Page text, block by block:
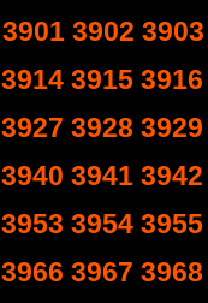
3901 3902 3903
3914 3915 3916
3927 3928 3929
3940 3941 3942
3953 3954 3955
3966 3967 3968